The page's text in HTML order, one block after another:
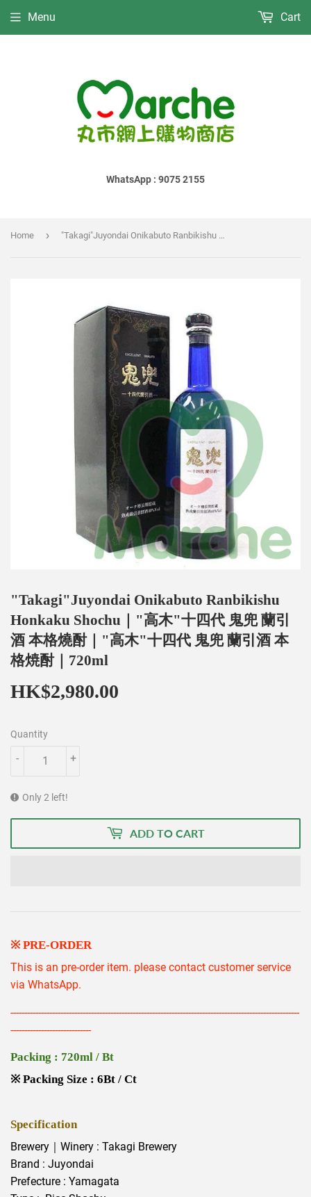
WhatsApp : 9075 2155
Menu Cart
Home › "Takagi"Juyondai Onikabuto Ranbikishu Honkaku Shochu｜"高木"十四代 鬼兜 蘭引酒 本格燒酎｜"高木"十四代 鬼兜 蘭引酒 本格焼酎｜720ml
"Takagi"Juyondai Onikabuto Ranbikishu
Honkaku Shochu｜"高木"十四代 鬼兜 蘭引
酒 本格燒酎｜"高木"十四代 鬼兜 蘭引酒 本
格焼酎｜720ml
HK$2,980.00
Quantity
+
-
Only 2 left!
ADD TO CART
※ PRE-ORDER
This is an pre-order item. please contact customer service
via WhatsApp.
--------------------------------------------------------------------------------------------------------
-----------------------------
Packing : 720ml / Bt
※ Packing Size : 6Bt / Ct
Specification
Brewery｜Winery : Takagi Brewery
Brand : Juyondai
Prefecture : Yamagata